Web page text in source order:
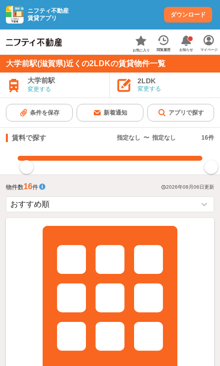
ニフティ不動産
賃貸アプリ
ダウンロード
お気に入り 閲覧履歴 お知らせ マイページ
大学前駅(滋賀県)近くの2LDKの賃貸物件一覧
大学前駅
変更する
2LDK
変更する
条件を保存 新着通知 アプリで探す
賃料で探す 指定なし 〜 指定なし 16件
物件数16件 2026年08月06日更新